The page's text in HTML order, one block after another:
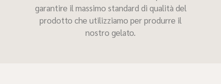
garantire il massimo standard di qualità del
prodotto che utilizziamo per produrre il
nostro gelato.